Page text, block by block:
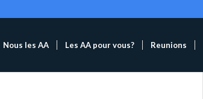
Nous les AA Les AA pour vous? Reunions